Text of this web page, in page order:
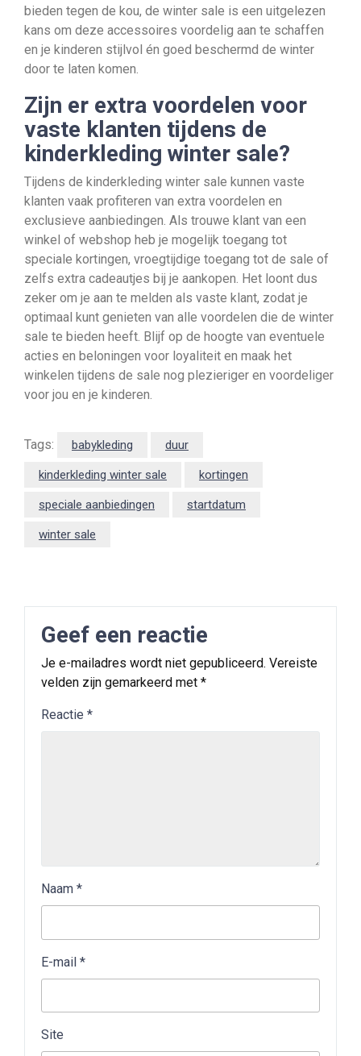
bieden tegen de kou, de winter sale is een uitgelezen
kans om deze accessoires voordelig aan te schaffen
en je kinderen stijlvol én goed beschermd de winter
door te laten komen.
Zijn er extra voordelen voor
vaste klanten tijdens de
kinderkleding winter sale?
Tijdens de kinderkleding winter sale kunnen vaste
klanten vaak profiteren van extra voordelen en
exclusieve aanbiedingen. Als trouwe klant van een
winkel of webshop heb je mogelijk toegang tot
speciale kortingen, vroegtijdige toegang tot de sale of
zelfs extra cadeautjes bij je aankopen. Het loont dus
zeker om je aan te melden als vaste klant, zodat je
optimaal kunt genieten van alle voordelen die de winter
sale te bieden heeft. Blijf op de hoogte van eventuele
acties en beloningen voor loyaliteit en maak het
winkelen tijdens de sale nog plezieriger en voordeliger
voor jou en je kinderen.
Tags: babykleding duur
kinderkleding winter sale kortingen
speciale aanbiedingen startdatum
winter sale
Geef een reactie
Je e-mailadres wordt niet gepubliceerd. Vereiste
velden zijn gemarkeerd met *
Reactie *
Naam *
E-mail *
Site